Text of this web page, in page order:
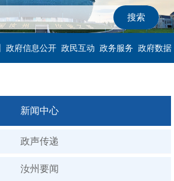
政府信息公开 政民互动 政务服务 政府数据
新闻中心
政声传递
汝州要闻